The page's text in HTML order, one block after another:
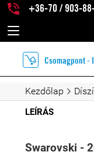
+36-70 / 903-
Csomagpont -
Kezdőlap
LEÍRÁS
Swarovski -